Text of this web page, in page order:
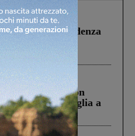
2026
oltre la scadenza
d’Italia: “Un
di Castiglion
ucciso la figlia a